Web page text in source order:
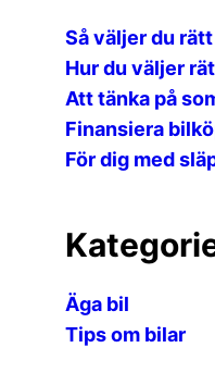
Så väljer du
Hur du väljer
Att tänka på
Finansiera
För dig med
Äga bil
Tips om bilar